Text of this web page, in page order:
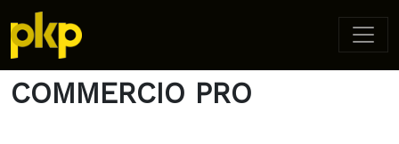
Home/ Product Model / COMMERCIO PRO
COMMERCIO PRO